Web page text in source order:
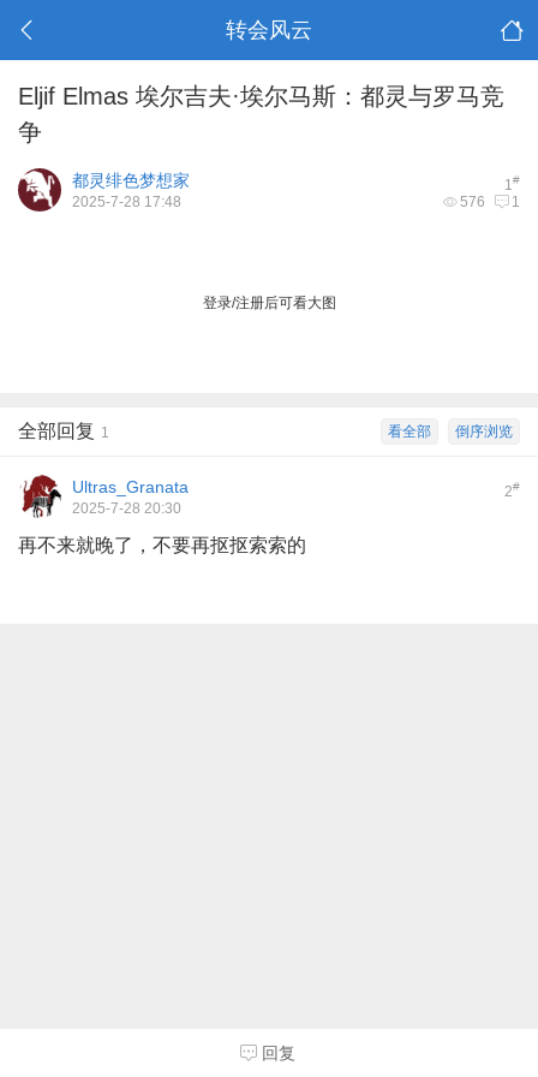
转会风云
Eljif Elmas 埃尔吉夫·埃尔马斯：都灵与罗马竞
争
1#
都灵绯色梦想家
576 1
2025-7-28 17:48
登录/注册后可看大图
倒序浏览
看全部
全部回复 1
2#
Ultras_Granata
2025-7-28 20:30
再不来就晚了，不要再抠抠索索的
回复